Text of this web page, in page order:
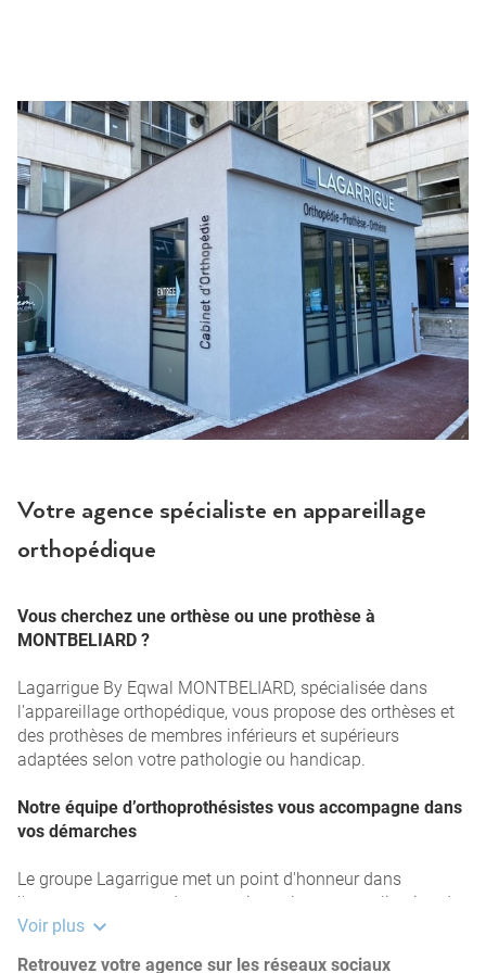
EQWAL
MONTBELIARD
Votre agence spécialiste en appareillage
orthopédique
Vous cherchez une orthèse ou une prothèse à
MONTBELIARD ?
Lagarrigue By Eqwal MONTBELIARD, spécialisée dans
l'appareillage orthopédique, vous propose des orthèses et
des prothèses de membres inférieurs et supérieurs
adaptées selon votre pathologie ou handicap.
Notre équipe d’orthoprothésistes vous accompagne dans
vos démarches
Le groupe Lagarrigue met un point d'honneur dans
l'accompagnement de ses patients, la personnalisation de
ses appareils orthopédiques… et se bat pour l'équité et
Voir plus
Retrouvez votre agence sur les réseaux sociaux